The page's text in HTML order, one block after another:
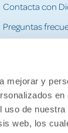
mejorar y
de
web, los
Contacta con
Preguntas
Devoluciones